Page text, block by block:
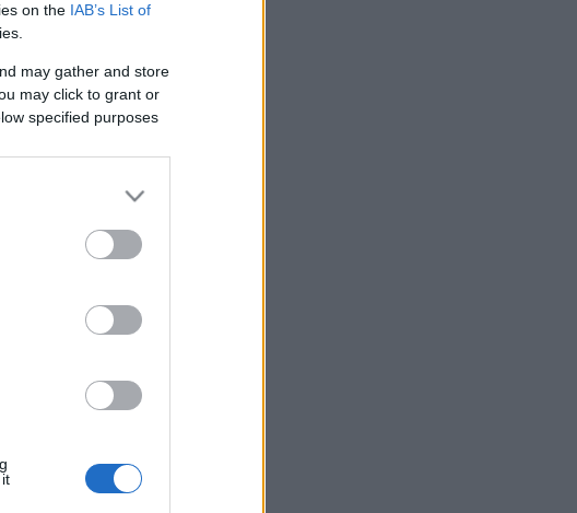
on the IAB’s List of
may gather and store
may click to grant or
specified purposes